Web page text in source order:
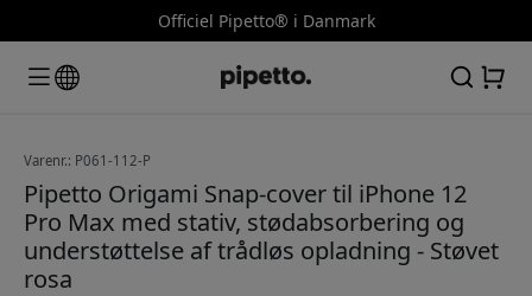
Officiel Pipetto® i Danmark
Varenr.: P061-112-P
Pipetto Origami Snap-cover til iPhone 12
Pro Max med stativ, stødabsorbering og
understøttelse af trådløs opladning - Støvet
rosa